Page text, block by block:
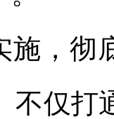
施，彻
不仅打